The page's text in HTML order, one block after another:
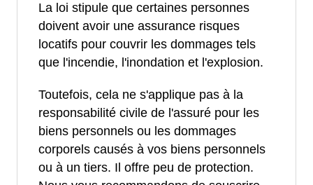
La loi stipule que certaines personnes
doivent avoir une assurance risques
locatifs pour couvrir les dommages tels
que l'incendie, l'inondation et l'explosion.
Toutefois, cela ne s'applique pas à la
responsabilité civile de l'assuré pour les
biens personnels ou les dommages
corporels causés à vos biens personnels
ou à un tiers. Il offre peu de protection.